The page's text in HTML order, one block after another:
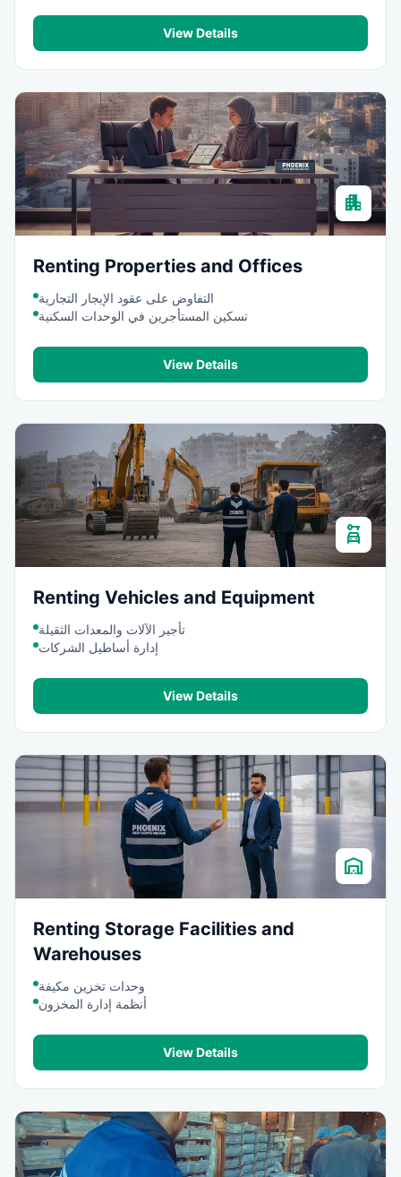
View Details
apartment
Renting Properties and Offices
التفاوض على عقود الإيجار التجارية
تسكين المستأجرين في الوحدات السكنية
View Details
car_rental
Renting Vehicles and Equipment
تأجير الآلات والمعدات الثقيلة
إدارة أساطيل الشركات
View Details
warehouse
Renting Storage Facilities and
Warehouses
وحدات تخزين مكيفة
أنظمة إدارة المخزون
View Details